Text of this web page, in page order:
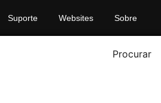
Suporte Websites Sobre
Procurar